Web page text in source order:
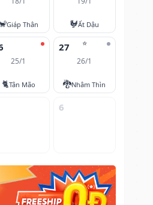
Giáp Thân 🐓Ất Dậu
25/1
🐈Tân Mão
⭐
27
26/1
🐉Nhâm Thìn
6